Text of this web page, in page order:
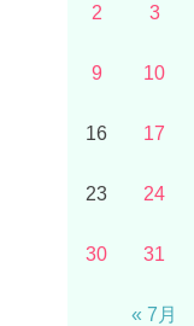
2 3
9 10
16 17
23 24
30 31
« 7月